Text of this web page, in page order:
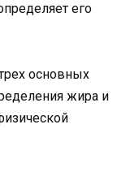
его
основных
жира и